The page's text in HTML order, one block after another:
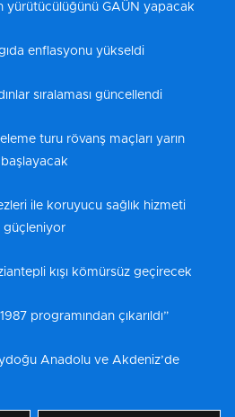
yürütücülüğünü GAÜN yapacak
enflasyonu yükseldi
sıralaması güncellendi
turu rövanş maçları yarın
başlayacak
ile koruyucu sağlık hizmeti
güçleniyor
kışı kömürsüz geçirecek
programından çıkarıldı”
Anadolu ve Akdeniz’de